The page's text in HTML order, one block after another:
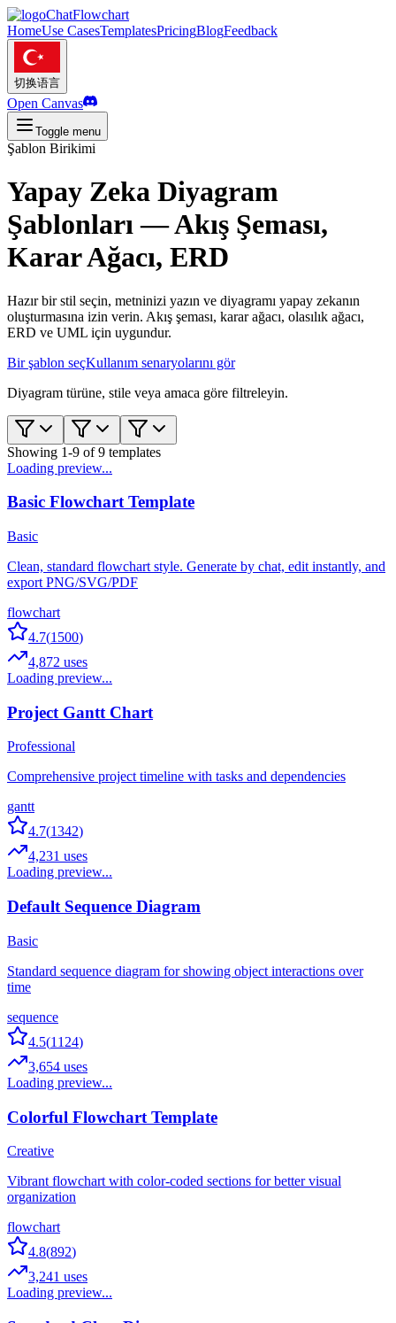
ChatFlowchart
HomeUse CasesTemplatesPricingBlogFeedback
切换语言
Open Canvas
Toggle menu
Şablon Birikimi
Yapay Zeka Diyagram
Şablonları — Akış Şeması,
Karar Ağacı, ERD
Hazır bir stil seçin, metninizi yazın ve diyagramı yapay zekanın
oluşturmasına izin verin. Akış şeması, karar ağacı, olasılık ağacı,
ERD ve UML için uygundur.
Bir şablon seçKullanım senaryolarını gör
Diyagram türüne, stile veya amaca göre filtreleyin.
Showing 1-9 of9 templates
Loading preview...
Basic Flowchart Template
Basic
Clean, standard flowchart style. Generate by chat, edit instantly, and
export PNG/SVG/PDF
flowchart
4.7(1500)
4,872 uses
Loading preview...
Project Gantt Chart
Professional
Comprehensive project timeline with tasks and dependencies
gantt
4.7(1342)
4,231 uses
Loading preview...
Default Sequence Diagram
Basic
Standard sequence diagram for showing object interactions over
time
sequence
4.5(1124)
3,654 uses
Loading preview...
Colorful Flowchart Template
Creative
Vibrant flowchart with color-coded sections for better visual
organization
flowchart
4.8(892)
3,241 uses
Loading preview...